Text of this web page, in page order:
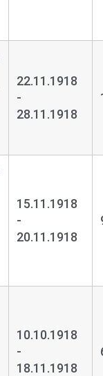
22.11.1918
-
28.11.1918
15.11.1918
-
20.11.1918
10.10.1918
-
18.11.1918